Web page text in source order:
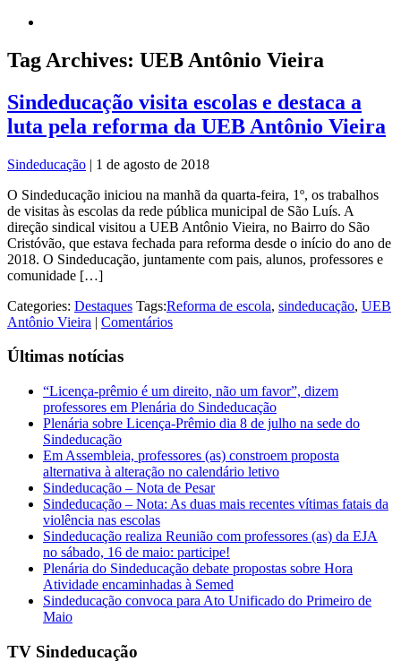
Tag Archives: UEB Antônio Vieira
Sindeducação visita escolas e destaca a
luta pela reforma da UEB Antônio Vieira
Sindeducação | 1 de agosto de 2018
O Sindeducação iniciou na manhã da quarta-feira, 1º, os trabalhos
de visitas às escolas da rede pública municipal de São Luís. A
direção sindical visitou a UEB Antônio Vieira, no Bairro do São
Cristóvão, que estava fechada para reforma desde o início do ano de
2018. O Sindeducação, juntamente com pais, alunos, professores e
comunidade […]
Categories: Destaques Tags:Reforma de escola, sindeducação, UEB
Antônio Vieira | Comentários
Últimas notícias
“Licença-prêmio é um direito, não um favor”, dizem
professores em Plenária do Sindeducação
Plenária sobre Licença-Prêmio dia 8 de julho na sede do
Sindeducação
Em Assembleia, professores (as) constroem proposta
alternativa à alteração no calendário letivo
Sindeducação – Nota de Pesar
Sindeducação – Nota: As duas mais recentes vítimas fatais da
violência nas escolas
Sindeducação realiza Reunião com professores (as) da EJA
no sábado, 16 de maio: participe!
Plenária do Sindeducação debate propostas sobre Hora
Atividade encaminhadas à Semed
Sindeducação convoca para Ato Unificado do Primeiro de
Maio
TV Sindeducação